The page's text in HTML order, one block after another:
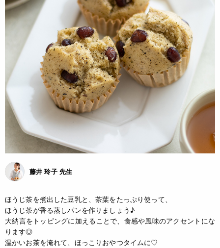
藤井 玲子 先生
ほうじ茶を煮出した豆乳と、茶葉をたっぷり使って、
ほうじ茶が香る蒸しパンを作りましょう♪
大納言をトッピングに加えることで、食感や風味のアクセントにな
ります◎
温かいお茶を淹れて、ほっこりおやつタイムに♡